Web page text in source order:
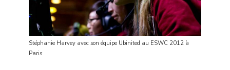
Stéphanie Harvey avec son équipe Ubinited au ESWC 2012 à
Paris